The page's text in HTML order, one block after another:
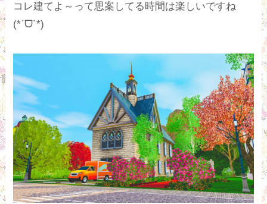
コレ建てよ～って思案してる時間は楽しいですね
(*ˊᗜˋ*)